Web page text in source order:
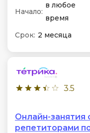
Начало:
в любое
время
Срок: 2 месяца
3.5
Онлайн-занятия
репетиторами